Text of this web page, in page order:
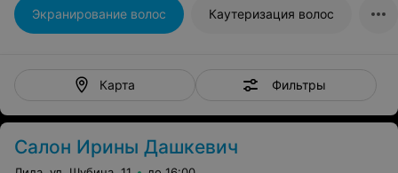
Экранирование волос Каутеризация волос
Карта Фильтры
Салон Ирины Дашкевич